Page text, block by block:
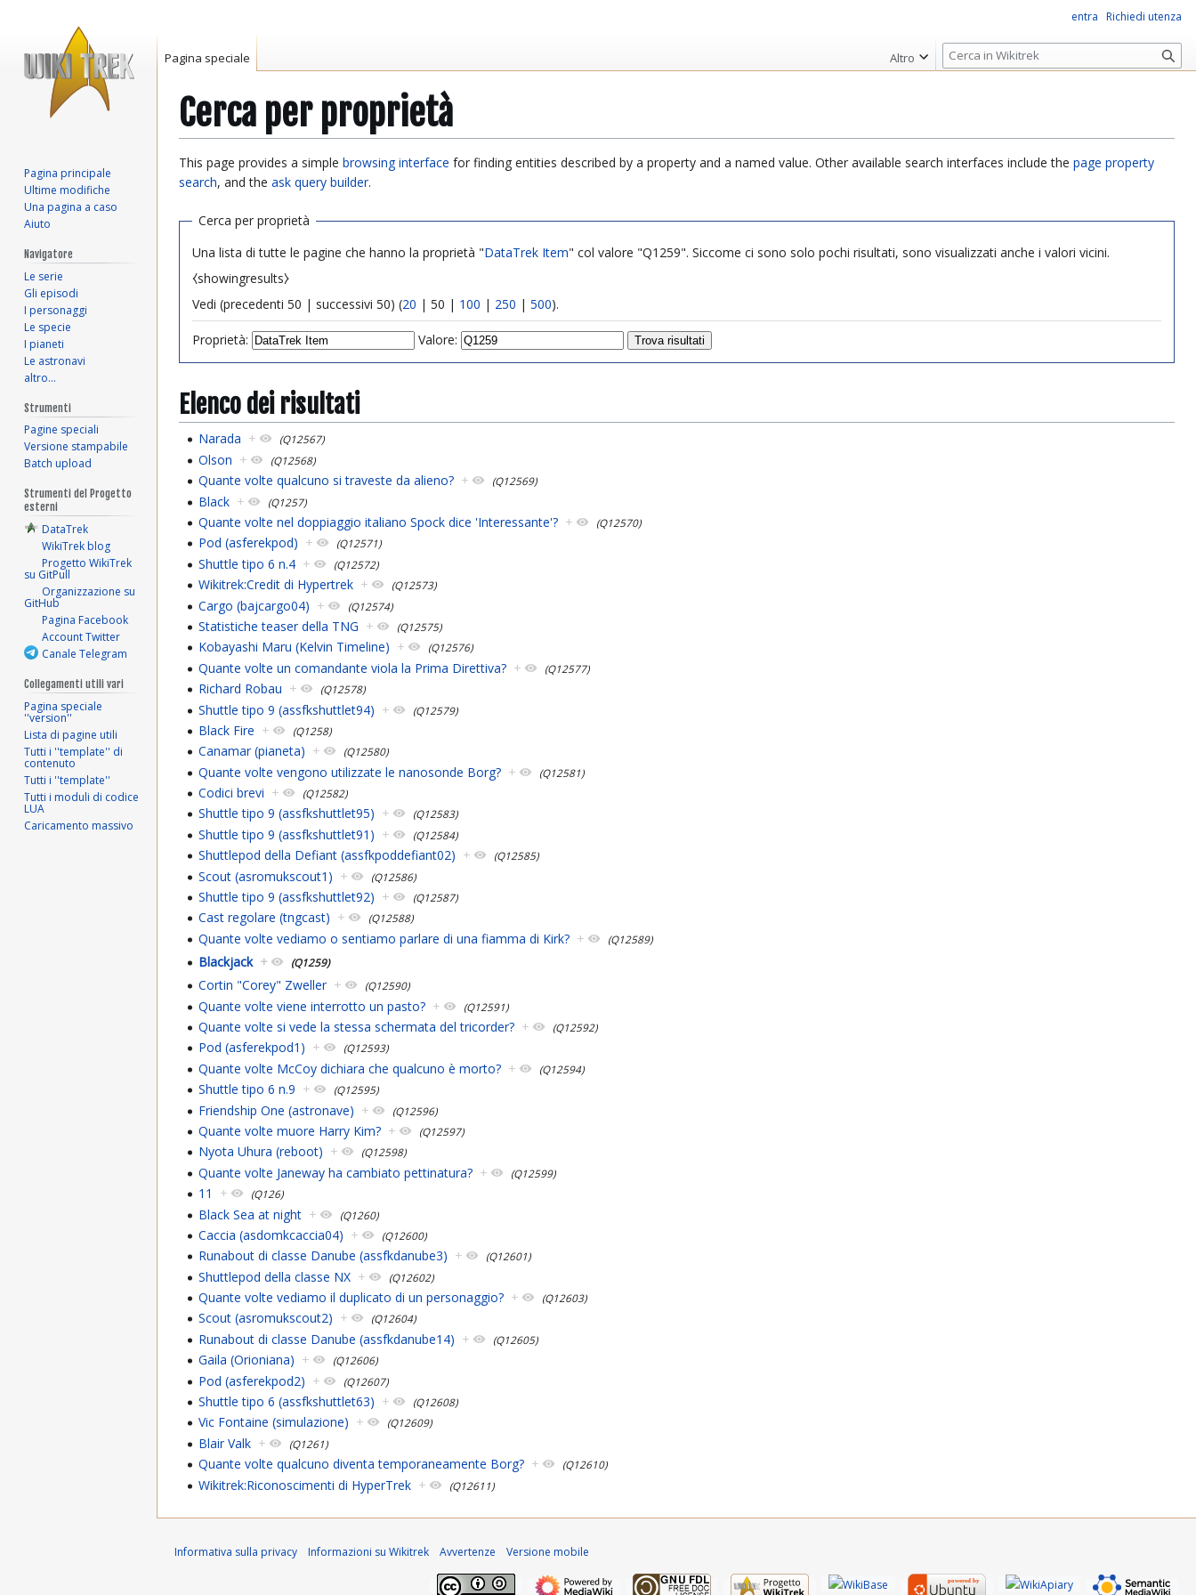
Cerca per proprietà
Vai
alla
Vai
alla
This page provides a simple browsing interface for finding entities described by a property and a named value. Other available search interfaces include the page property
search, and the ask query builder.
Cerca per proprietà
Una lista di tutte le pagine che hanno la proprietà "DataTrek Item" col valore "Q1259". Siccome ci sono solo pochi risultati, sono visualizzati anche i valori vicini.
⧼showingresults⧽
Vedi (precedenti 50 | successivi 50) (20 | 50 | 100 | 250 | 500).
Proprietà: Valore:
Elenco dei risultati
Narada + (Q12567)
Olson + (Q12568)
Quante volte qualcuno si traveste da alieno? + (Q12569)
Black + (Q1257)
Quante volte nel doppiaggio italiano Spock dice 'Interessante'? + (Q12570)
Pod (asferekpod) + (Q12571)
Shuttle tipo 6 n.4 + (Q12572)
Wikitrek:Credit di Hypertrek + (Q12573)
Cargo (bajcargo04) + (Q12574)
Statistiche teaser della TNG + (Q12575)
Kobayashi Maru (Kelvin Timeline) + (Q12576)
Quante volte un comandante viola la Prima Direttiva? + (Q12577)
Richard Robau + (Q12578)
Shuttle tipo 9 (assfkshuttlet94) + (Q12579)
Black Fire + (Q1258)
Canamar (pianeta) + (Q12580)
Quante volte vengono utilizzate le nanosonde Borg? + (Q12581)
Codici brevi + (Q12582)
Shuttle tipo 9 (assfkshuttlet95) + (Q12583)
Shuttle tipo 9 (assfkshuttlet91) + (Q12584)
Shuttlepod della Defiant (assfkpoddefiant02) + (Q12585)
Scout (asromukscout1) + (Q12586)
Shuttle tipo 9 (assfkshuttlet92) + (Q12587)
Cast regolare (tngcast) + (Q12588)
Quante volte vediamo o sentiamo parlare di una fiamma di Kirk? + (Q12589)
Blackjack + (Q1259)
Cortin "Corey" Zweller + (Q12590)
Quante volte viene interrotto un pasto? + (Q12591)
Quante volte si vede la stessa schermata del tricorder? + (Q12592)
Pod (asferekpod1) + (Q12593)
Quante volte McCoy dichiara che qualcuno è morto? + (Q12594)
Shuttle tipo 6 n.9 + (Q12595)
Friendship One (astronave) + (Q12596)
Quante volte muore Harry Kim? + (Q12597)
Nyota Uhura (reboot) + (Q12598)
Quante volte Janeway ha cambiato pettinatura? + (Q12599)
11 + (Q126)
Black Sea at night + (Q1260)
Caccia (asdomkcaccia04) + (Q12600)
Runabout di classe Danube (assfkdanube3) + (Q12601)
Shuttlepod della classe NX + (Q12602)
Quante volte vediamo il duplicato di un personaggio? + (Q12603)
Scout (asromukscout2) + (Q12604)
Runabout di classe Danube (assfkdanube14) + (Q12605)
Gaila (Orioniana) + (Q12606)
Pod (asferekpod2) + (Q12607)
Shuttle tipo 6 (assfkshuttlet63) + (Q12608)
Vic Fontaine (simulazione) + (Q12609)
Blair Valk + (Q1261)
Quante volte qualcuno diventa temporaneamente Borg? + (Q12610)
Wikitrek:Riconoscimenti di HyperTrek + (Q12611)
entra Richiedi utenza
Pagina speciale Altro
R
i
r
c
Pagina principale
Ultime modifiche
Una pagina a caso
Aiuto
Navigatore
Le serie
Gli episodi
I personaggi
Le specie
I pianeti
Le astronavi
altro…
Strumenti
Pagine speciali
Versione stampabile
Batch upload
Strumenti del Progetto
esterni
DataTrek
WikiTrek blog
Progetto WikiTrek
su GitPull
Organizzazione su
GitHub
Pagina Facebook
Account Twitter
Canale Telegram
Collegamenti utili vari
Pagina speciale
''version''
Lista di pagine utili
Tutti i ''template'' di
contenuto
Tutti i ''template''
Tutti i moduli di codice
LUA
Caricamento massivo
Informativa sulla privacy Informazioni su Wikitrek Avvertenze Versione mobile